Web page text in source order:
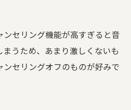
ンセリング機能が高すぎると音
まうため、あまり激しくないも
ンセリングオフのものが好みで